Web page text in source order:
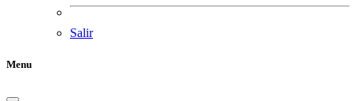
Salir
Menu